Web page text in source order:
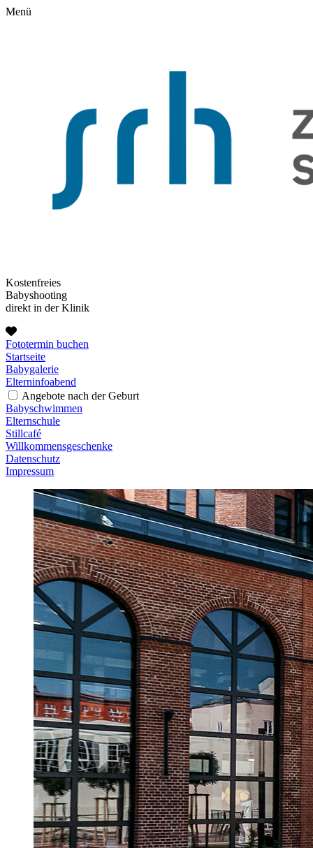
Menü
Kostenfreies
Babyshooting
direkt in der Klinik
Fototermin buchen
Startseite
Babygalerie
Elterninfoabend
Angebote nach der Geburt
Babyschwimmen
Elternschule
Stillcafé
Willkommensgeschenke
Datenschutz
Impressum